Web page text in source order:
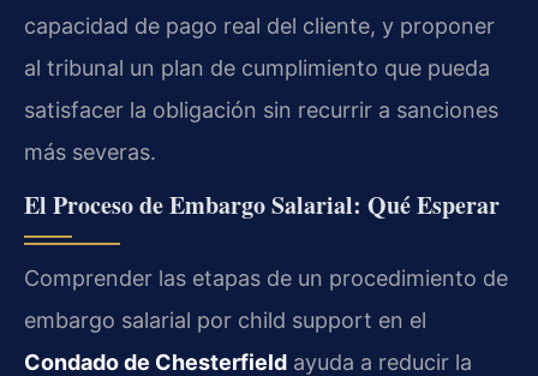
capacidad de pago real del cliente, y proponer
al tribunal un plan de cumplimiento que pueda
satisfacer la obligación sin recurrir a sanciones
más severas.
El Proceso de Embargo Salarial: Qué Esperar
Comprender las etapas de un procedimiento de
embargo salarial por child support en el
Condado de Chesterfield ayuda a reducir la